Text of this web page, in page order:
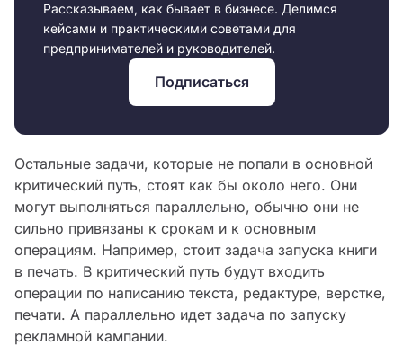
Рассказываем, как бывает в бизнесе. Делимся
кейсами и практическими советами для
предпринимателей и руководителей.
Подписаться
Остальные задачи, которые не попали в основной
критический путь, стоят как бы около него. Они
могут выполняться параллельно, обычно они не
сильно привязаны к срокам и к основным
операциям. Например, стоит задача запуска книги
в печать. В критический путь будут входить
операции по написанию текста, редактуре, верстке,
печати. А параллельно идет задача по запуску
рекламной кампании.